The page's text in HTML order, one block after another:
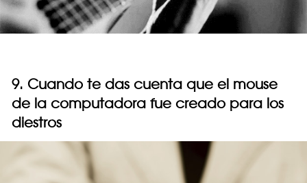
9. Cuando te das cuenta que el mouse
de la computadora fue creado para los
diestros